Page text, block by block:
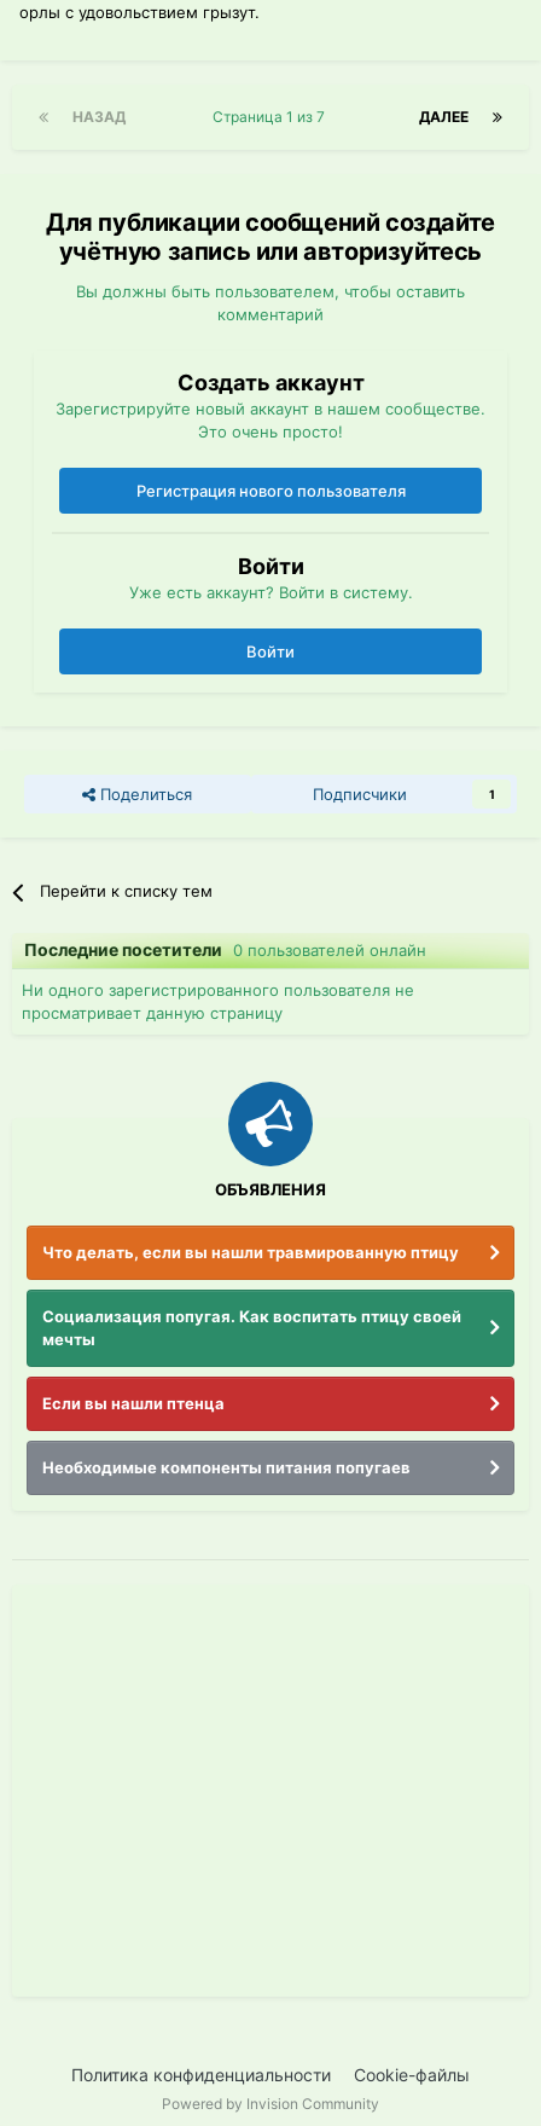
орлы с удовольствием грызут.
НАЗАД ДАЛЕЕ
Страница 1 из 7
Для публикации сообщений создайте
учётную запись или авторизуйтесь
Вы должны быть пользователем, чтобы оставить
комментарий
Создать аккаунт
Зарегистрируйте новый аккаунт в нашем сообществе.
Это очень просто!
Регистрация нового пользователя
Войти
Уже есть аккаунт? Войти в систему.
Войти
Поделиться Подписчики 1
Перейти к списку тем
Последние посетители0 пользователей онлайн
Ни одного зарегистрированного пользователя не
просматривает данную страницу
ОБЪЯВЛЕНИЯ
Что делать, если вы нашли травмированную птицу
Социализация попугая. Как воспитать птицу своей
мечты
Если вы нашли птенца
Необходимые компоненты питания попугаев
Политика конфиденциальности Cookie-файлы
Powered by Invision Community